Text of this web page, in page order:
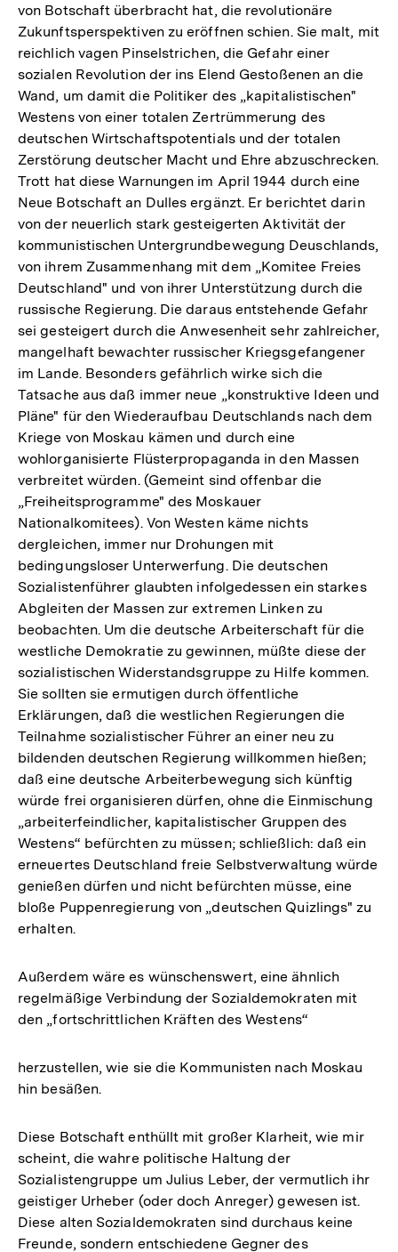
von Botschaft überbracht hat, die revolutionäre
Zukunftsperspektiven zu eröffnen schien. Sie malt, mit
reichlich vagen Pinselstrichen, die Gefahr einer
sozialen Revolution der ins Elend Gestoßenen an die
Wand, um damit die Politiker des „kapitalistischen"
Westens von einer totalen Zertrümmerung des
deutschen Wirtschaftspotentials und der totalen
Zerstörung deutscher Macht und Ehre abzuschrecken.
Trott hat diese Warnungen im April 1944 durch eine
Neue Botschaft an Dulles ergänzt. Er berichtet darin
von der neuerlich stark gesteigerten Aktivität der
kommunistischen Untergrundbewegung Deuschlands,
von ihrem Zusammenhang mit dem „Komitee Freies
Deutschland" und von ihrer Unterstützung durch die
russische Regierung. Die daraus entstehende Gefahr
sei gesteigert durch die Anwesenheit sehr zahlreicher,
mangelhaft bewachter russischer Kriegsgefangener
im Lande. Besonders gefährlich wirke sich die
Tatsache aus daß immer neue „konstruktive Ideen und
Pläne" für den Wiederaufbau Deutschlands nach dem
Kriege von Moskau kämen und durch eine
wohlorganisierte Flüsterpropaganda in den Massen
verbreitet würden. (Gemeint sind offenbar die
„Freiheitsprogramme" des Moskauer
Nationalkomitees). Von Westen käme nichts
dergleichen, immer nur Drohungen mit
bedingungsloser Unterwerfung. Die deutschen
Sozialistenführer glaubten infolgedessen ein starkes
Abgleiten der Massen zur extremen Linken zu
beobachten. Um die deutsche Arbeiterschaft für die
westliche Demokratie zu gewinnen, müßte diese der
sozialistischen Widerstandsgruppe zu Hilfe kommen.
Sie sollten sie ermutigen durch öffentliche
Erklärungen, daß die westlichen Regierungen die
Teilnahme sozialistischer Führer an einer neu zu
bildenden deutschen Regierung willkommen hießen;
daß eine deutsche Arbeiterbewegung sich künftig
würde frei organisieren dürfen, ohne die Einmischung
„arbeiterfeindlicher, kapitalistischer Gruppen des
Westens“ befürchten zu müssen; schließlich: daß ein
erneuertes Deutschland freie Selbstverwaltung würde
genießen dürfen und nicht befürchten müsse, eine
bloße Puppenregierung von „deutschen Quizlings" zu
erhalten.
Außerdem wäre es wünschenswert, eine ähnlich
regelmäßige Verbindung der Sozialdemokraten mit
den „fortschrittlichen Kräften des Westens“
herzustellen, wie sie die Kommunisten nach Moskau
hin besäßen.
Diese Botschaft enthüllt mit großer Klarheit, wie mir
scheint, die wahre politische Haltung der
Sozialistengruppe um Julius Leber, der vermutlich ihr
geistiger Urheber (oder doch Anreger) gewesen ist.
Diese alten Sozialdemokraten sind durchaus keine
Freunde, sondern entschiedene Gegner des